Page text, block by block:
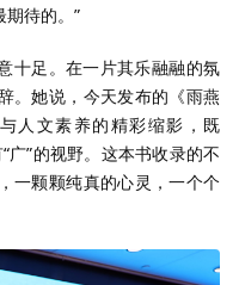
待的。”
十足。在一片其乐融融的氛
。她说，今天发布的《雨燕
人文素养的精彩缩影，既
广”的视野。这本书收录的不
一颗颗纯真的心灵，一个个